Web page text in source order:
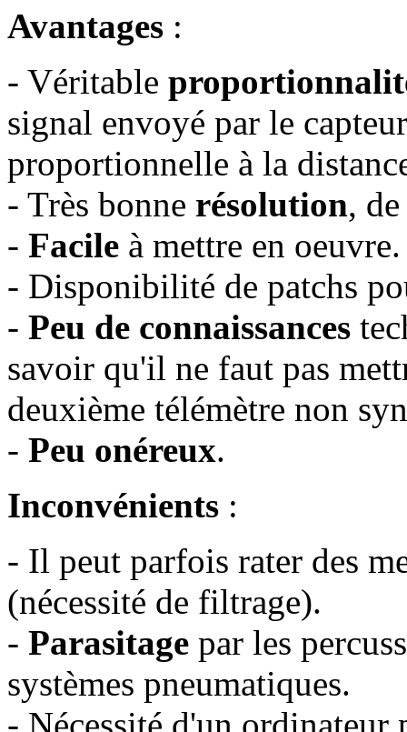
Avantages :
- Véritable
signal envoyé par le
proportionnelle à la
- Très bonne résolution,
- Facile à mettre en oeuvre.
- Disponibilité de patchs
- Peu de connaissances
savoir qu'il ne faut pas
deuxième télémètre non
- Peu onéreux.
Inconvénients :
- Il peut parfois rater des
(nécessité de filtrage).
- Parasitage par les
systèmes pneumatiques.